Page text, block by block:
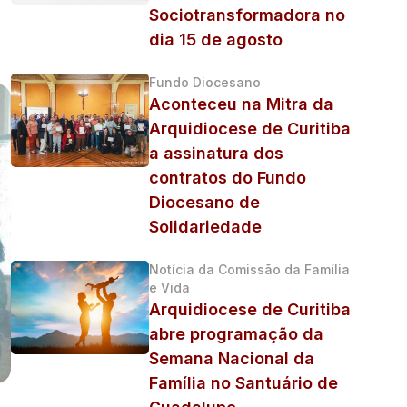
Sociotransformadora no
dia 15 de agosto
Fundo Diocesano
Aconteceu na Mitra da
Arquidiocese de Curitiba
a assinatura dos
contratos do Fundo
Diocesano de
Solidariedade
Notícia da Comissão da Família
e Vida
Arquidiocese de Curitiba
abre programação da
Semana Nacional da
Família no Santuário de